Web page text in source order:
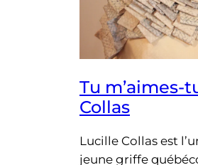
Tu m’aimes-
Collas
Lucille Collas est
jeune griffe